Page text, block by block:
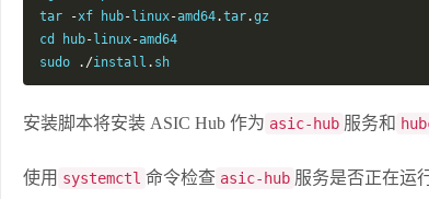
tar
-xf hub- linux-amd64.tar.gz
cd hub- linux-amd64
sudo
./install . sh
安装脚本将安装 ASIC Hub 作为 asic-hub 服务和
使用 systemctl 命令检查 asic-hub 服务是否正在运